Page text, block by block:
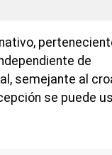
de
semejante al
se puede